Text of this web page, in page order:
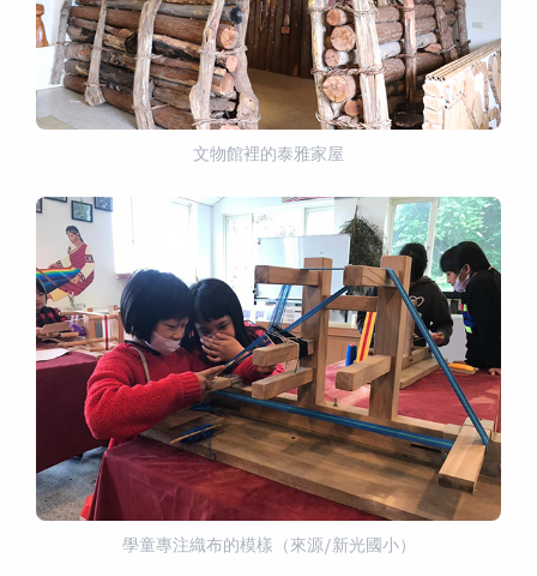
文物館裡的泰雅家屋
學童專注織布的模樣（來源/新光國小）